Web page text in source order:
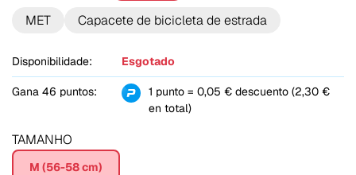
MET Capacete de bicicleta de estrada
Disponibilidade: Esgotado
Gana 46 puntos:
1 punto = 0,05 € descuento (2,30 €
en total)
TAMANHO
M (56-58 cm)